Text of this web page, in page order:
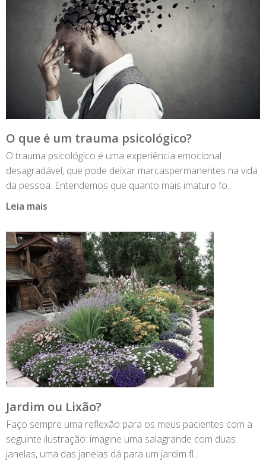
O que é um trauma psicológico?
O trauma psicológico é uma experiência emocional
desagradável, que pode deixar marcaspermanentes na vida
da pessoa. Entendemos que quanto mais imaturo fo...
Leia mais
Jardim ou Lixão?
Faço sempre uma reflexão para os meus pacientes com a
seguinte ilustração: imagine uma salagrande com duas
janelas, uma das janelas dá para um jardim fl...